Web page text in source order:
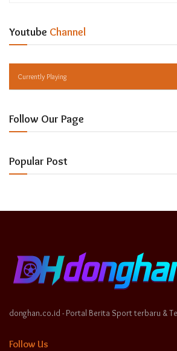
Youtube Channel
Currently Playing
Follow Our Page
Popular Post
donghan.co.id - Portal Berita Sport terbaru &
Follow Us